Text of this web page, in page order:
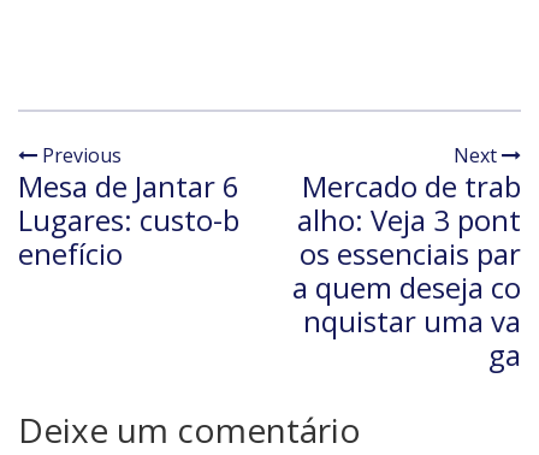
Previous
Mesa de Jantar 6
Lugares: custo-b
enefício
Next
Mercado de trab
alho: Veja 3 pont
os essenciais par
a quem deseja co
nquistar uma va
ga
Deixe um comentário